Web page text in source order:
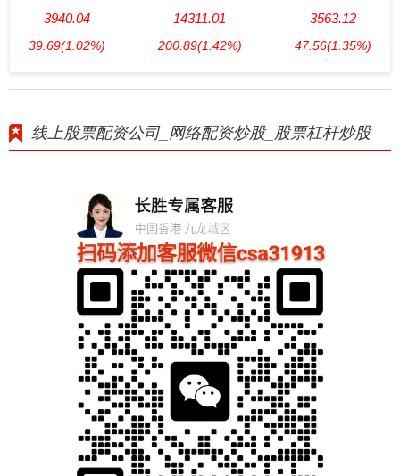
3940.04
39.69(1.02%)
14311.01
200.89(1.42%)
3563.12
47.56(1.35%)
线上股票配资公司_网络配资炒股_股票杠杆炒股